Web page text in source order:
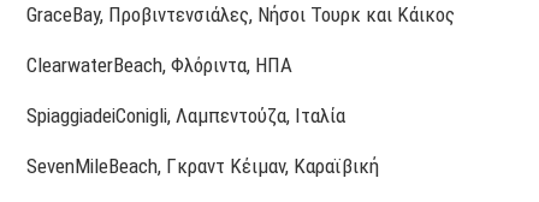
GraceBay, Προβιντενσιάλες, Νήσοι Τουρκ και Κάικος
ClearwaterBeach, Φλόριντα, ΗΠΑ
SpiaggiadeiConigli, Λαμπεντούζα, Ιταλία
SevenMileBeach, Γκραντ Κέιμαν, Καραϊβική